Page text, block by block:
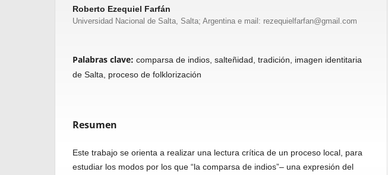
Roberto Ezequiel Farfán
Universidad Nacional de Salta, Salta; Argentina e mail: rezequielfarfan@gmail.com
Palabras clave: comparsa de indios, salteñidad, tradición, imagen identitaria
de Salta, proceso de folklorización
Resumen
Este trabajo se orienta a realizar una lectura crítica de un proceso local, para
estudiar los modos por los que “la comparsa de indios”– una expresión del